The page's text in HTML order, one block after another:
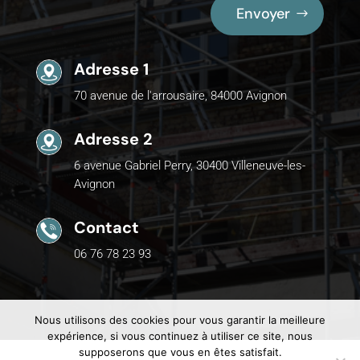
Envoyer
Adresse 1
70 avenue de l'arrousaire, 84000 Avignon
Adresse 2
6 avenue Gabriel Perry, 30400 Villeneuve-les-
Avignon
Contact
06 76 78 23 93
Nous utilisons des cookies pour vous garantir la meilleure
expérience, si vous continuez à utiliser ce site, nous
supposerons que vous en êtes satisfait.